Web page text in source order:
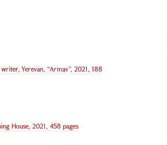
Yerevan, “Armav”, 2021, 188
House, 2021, 458 pages